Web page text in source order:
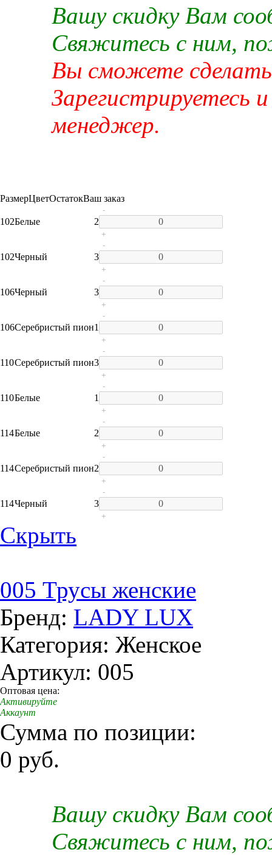
Вашу скидку Вам
Свяжитесь с ним,
Вы сможете сделать
Зарегистрируетесь
менеджер.
РазмерЦветОстатокВаш заказ
102Белые 2
-
+
102Черный 3
-
+
106Черный 3
-
+
106Серебристый пион1
-
+
110Серебристый пион3
-
+
110Белые 1
-
+
114Белые 2
-
+
114Серебристый пион2
-
+
114Черный 3
-
+
Скрыть
005 Трусы женские
Бренд: LADY LUX
Категория: Женское
Артикул: 005
Оптовая цена:
Активируйте
Аккаунт
Сумма по позиции:
0 руб.
Вашу скидку Вам
Свяжитесь с ним,